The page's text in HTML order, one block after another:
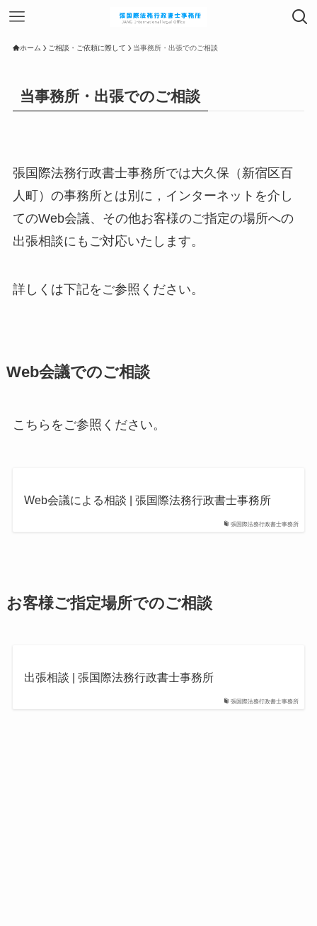
ホーム ご相談・ご依頼に際して 当事務所・出張でのご相談
当事務所・出張でのご相談
張国際法務行政書士事務所では大久保（新宿区百
人町）の事務所とは別に，インターネットを介し
てのWeb会議、その他お客様のご指定の場所への
出張相談にもご対応いたします。
詳しくは下記をご参照ください。
Web会議でのご相談
こちらをご参照ください。
張国際法務行政書士事務所
Web会議による相談 | 張国際法務行政書士事務所
お客様ご指定場所でのご相談
張国際法務行政書士事務所
出張相談 | 張国際法務行政書士事務所